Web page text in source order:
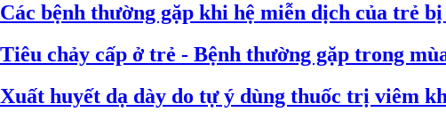
Các bệnh thường gặp khi hệ miễn dịch của trẻ
Tiêu chảy cấp ở trẻ - Bệnh thường gặp trong
Xuất huyết dạ dày do tự ý dùng thuốc trị viêm